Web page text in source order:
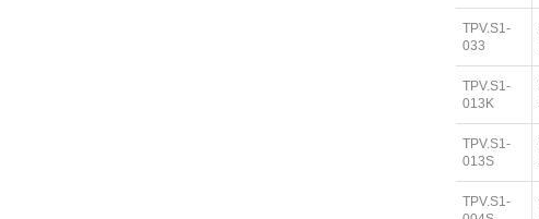
TPV.S1-
033
TPV.S1-
013K
TPV.S1-
013S
TPV.S1-